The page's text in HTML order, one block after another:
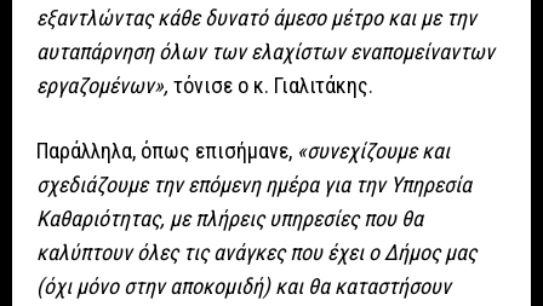
εξαντλώντας κάθε δυνατό άμεσο μέτρο και με την
αυταπάρνηση όλων των ελαχίστων εναπομείναντων
εργαζομένων», τόνισε ο κ. Γιαλιτάκης.
Παράλληλα, όπως επισήμανε, «συνεχίζουμε και
σχεδιάζουμε την επόμενη ημέρα για την Υπηρεσία
Καθαριότητας, με πλήρεις υπηρεσίες που θα
καλύπτουν όλες τις ανάγκες που έχει ο Δήμος μας
(όχι μόνο στην αποκομιδή) και θα καταστήσουν